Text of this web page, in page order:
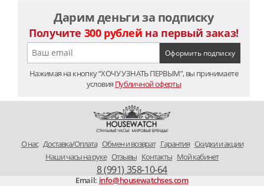
Дарим деньги за подписку
Получите 300 рублей на первый заказ!
Нажимая на кнопку “ХОЧУ УЗНАТЬ ПЕРВЫМ”, вы принимаете
условия Публичной оферты
O нас Доставка/Оплата Обмен и возврат Гарантия Скидки и акции
Наши часы на руке Отзывы Контакты Мой кабинет
8 (991) 358-10-64
Email: info@housewatchses.com